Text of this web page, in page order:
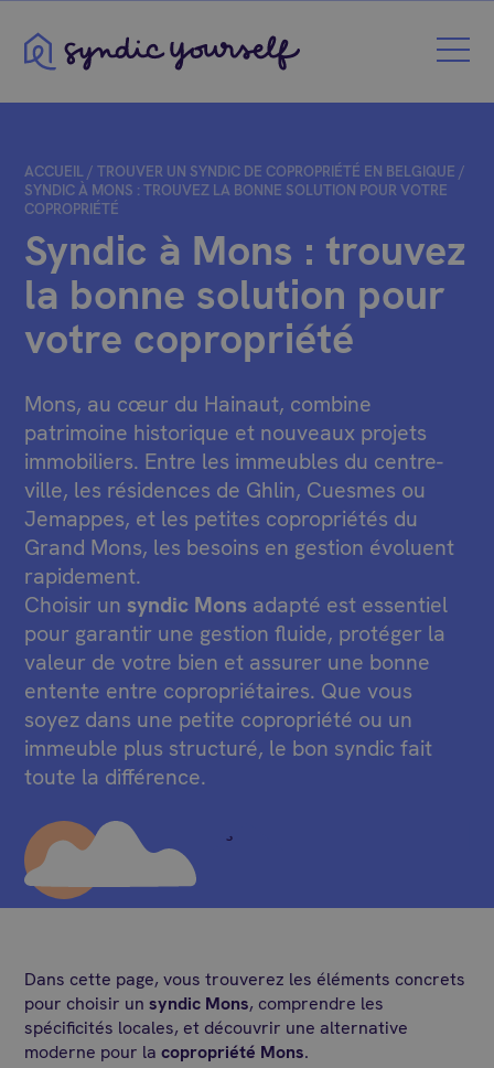
Syndic Yourself
ACCUEIL /TROUVER UN SYNDIC DE COPROPRIÉTÉ EN BELGIQUE /
SYNDIC À MONS : TROUVEZ LA BONNE SOLUTION POUR VOTRE
COPROPRIÉTÉ
Syndic à Mons : trouvez
la bonne solution pour
votre copropriété
Mons, au cœur du Hainaut, combine
patrimoine historique et nouveaux projets
immobiliers. Entre les immeubles du centre-
ville, les résidences de Ghlin, Cuesmes ou
Jemappes, et les petites copropriétés du
Grand Mons, les besoins en gestion évoluent
rapidement.
Choisir un syndic Mons adapté est essentiel
pour garantir une gestion fluide, protéger la
valeur de votre bien et assurer une bonne
entente entre copropriétaires. Que vous
soyez dans une petite copropriété ou un
immeuble plus structuré, le bon syndic fait
toute la différence.
Dans cette page, vous trouverez les éléments concrets
pour choisir unsyndic Mons, comprendre les
spécificités locales, et découvrir une alternative
moderne pour lacopropriété Mons.